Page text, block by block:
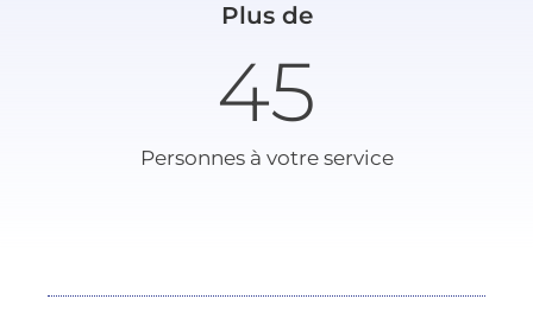
Plus de
Personnes à votre service
45